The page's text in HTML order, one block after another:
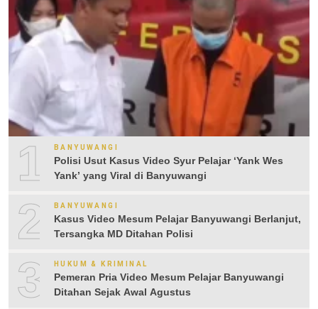
1 BANYUWANGI
Polisi Usut Kasus Video Syur Pelajar ‘Yank Wes
Yank’ yang Viral di Banyuwangi
2 BANYUWANGI
Kasus Video Mesum Pelajar Banyuwangi Berlanjut,
Tersangka MD Ditahan Polisi
3 HUKUM & KRIMINAL
Pemeran Pria Video Mesum Pelajar Banyuwangi
Ditahan Sejak Awal Agustus